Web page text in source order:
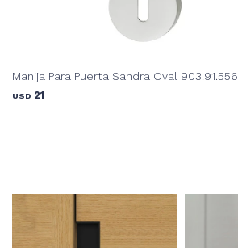
Manija Para Puerta Sandra Oval 903.91.556
USD 21